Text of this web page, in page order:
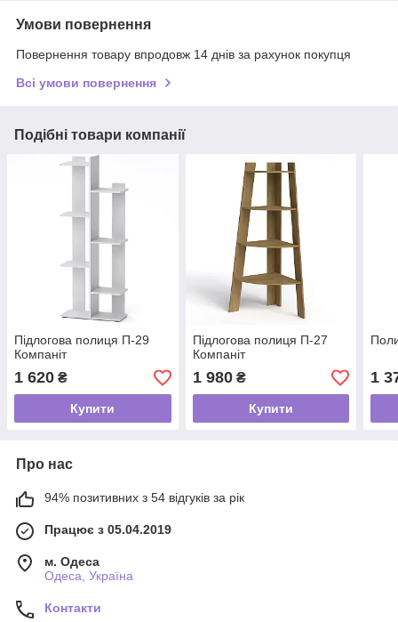
Умови повернення
Повернення товару впродовж 14 днів за рахунок покупця
Всі умови повернення
Подібні товари компанії
Підлогова полиця П-29
Компаніт
1 620 ₴
Купити
Підлогова полиця П-27
Компаніт
1 980₴
Купити
1
Про нас
94% позитивних з 54 відгуків за рік
Працює з 05.04.2019
м. Одеса
Одеса, Україна
Контакти